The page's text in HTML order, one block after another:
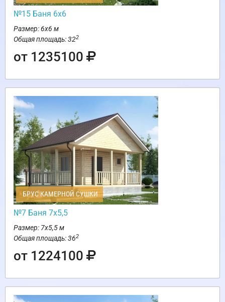
№15 Баня 6х6
Размер: 6х6 м
Общая площадь: 322
от 1235100
БРУС КАМЕРНОЙ СУШКИ
№7 Баня 7х5,5
Размер: 7х5,5 м
Общая площадь: 362
от 1224100